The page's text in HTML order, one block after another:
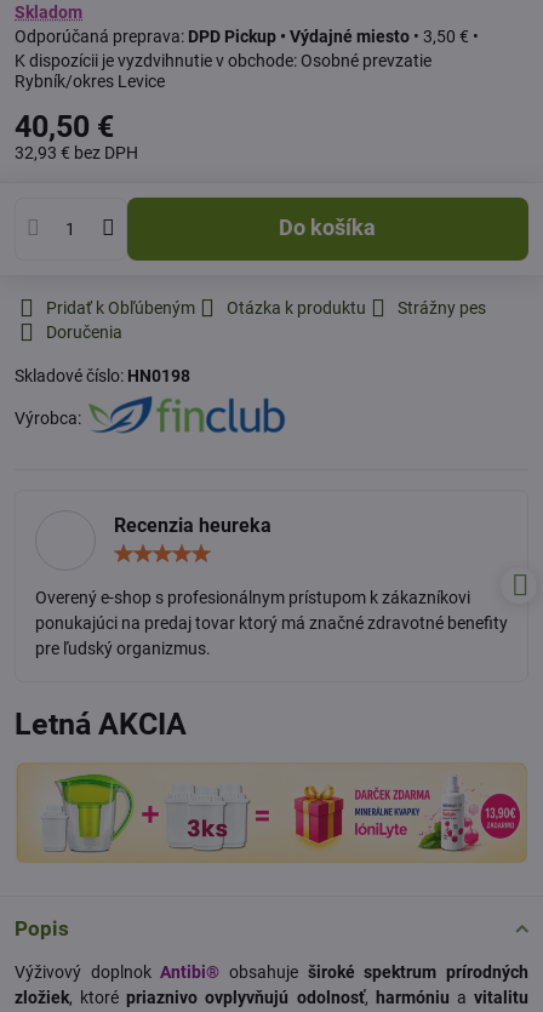
Skladom
DPD Pickup • Výdajné miesto • 3,50 € •
Osobné prevzatie
Rybník/okres Levice
40,50 €
32,93 € bez DPH
Do košíka
Pridať k Obľúbeným Otázka k produktu
Strážny pes
Doručenia
Skladové číslo: HN0198
Výrobca:
Recenzia heureka
5
Overený e-shop s profesionálnym prístupom k zákazníkovi
ponukajúci na predaj tovar ktorý má značné zdravotné benefity
pre ľudský organizmus.
Letná AKCIA
Popis
Výživový doplnokAntibi® obsahuje široké spektrum prírodných
zložiek, ktorépriaznivo ovplyvňujú odolnosť, harmóniu avitalitu